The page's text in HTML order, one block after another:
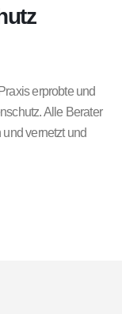
erprobte und
Alle Berater
vernetzt und